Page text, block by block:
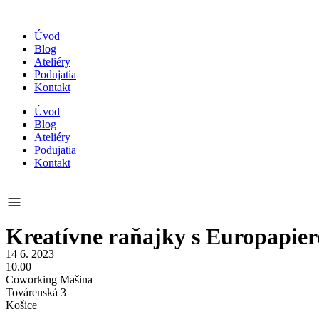
obsah
Úvod
Blog
Ateliéry
Podujatia
Kontakt
Úvod
Blog
Ateliéry
Podujatia
Kontakt
Kreatívne raňajky s
14 6. 2023
10.00
Coworking Mašina
Továrenská 3
Košice